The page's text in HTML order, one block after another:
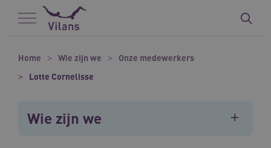
Naar hoofdinhoud
Naar footer
Home Wie zijn we
Onze medewerkers
Lotte Cornelisse
Wie zijn we